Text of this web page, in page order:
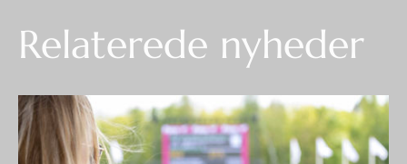
Relaterede nyheder